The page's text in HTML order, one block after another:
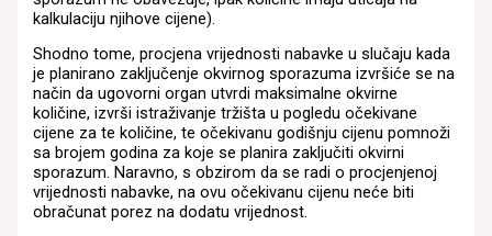
kalkulaciju njihove cijene).
Shodno tome, procjena vrijednosti nabavke u slučaju kada
je planirano zaključenje okvirnog sporazuma izvršiće se na
način da ugovorni organ utvrdi maksimalne okvirne
količine, izvrši istraživanje tržišta u pogledu očekivane
cijene za te količine, te očekivanu godišnju cijenu pomnoži
sa brojem godina za koje se planira zaključiti okvirni
sporazum. Naravno, s obzirom da se radi o procjenjenoj
vrijednosti nabavke, na ovu očekivanu cijenu neće biti
obračunat porez na dodatu vrijednost.